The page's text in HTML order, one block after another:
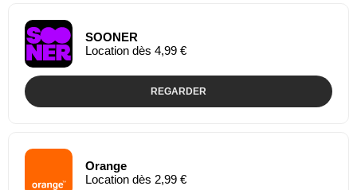
SOONER
Location dès 4,99 €
REGARDER
Orange
Location dès 2,99 €